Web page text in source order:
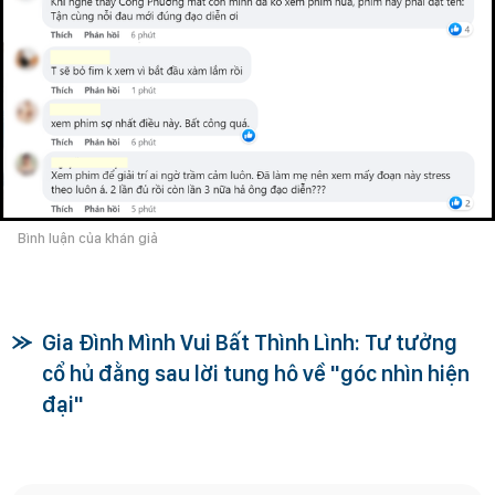
Bình luận của khán giả
Gia Đình Mình Vui Bất Thình Lình: Tư tưởng
cổ hủ đằng sau lời tung hô về "góc nhìn hiện
đại"